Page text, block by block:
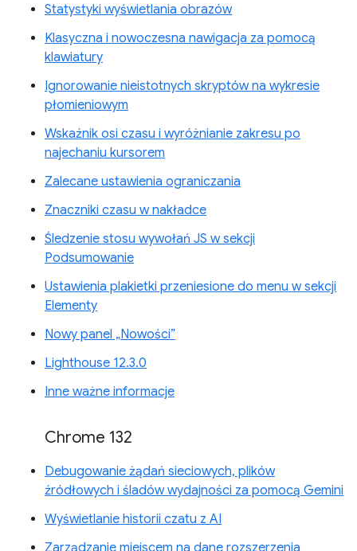
Statystyki wyświetlania obrazów
Klasyczna i nowoczesna nawigacja za pomocą
klawiatury
Ignorowanie nieistotnych skryptów na wykresie
płomieniowym
Wskaźnik osi czasu i wyróżnianie zakresu po
najechaniu kursorem
Zalecane ustawienia ograniczania
Znaczniki czasu w nakładce
Śledzenie stosu wywołań JS w sekcji
Podsumowanie
Ustawienia plakietki przeniesione do menu w sekcji
Elementy
Nowy panel „Nowości”
Lighthouse 12.3.0
Inne ważne informacje
Chrome 132
Debugowanie żądań sieciowych, plików
źródłowych i śladów wydajności za pomocą Gemini
Wyświetlanie historii czatu z AI
Zarządzanie miejscem na dane rozszerzenia